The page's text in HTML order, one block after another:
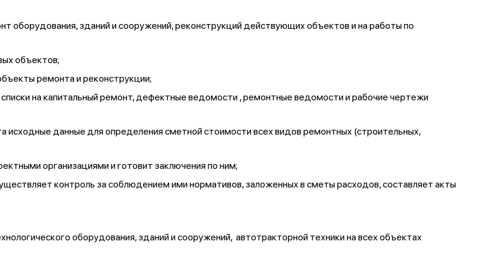
зданий и сооружений, реконструкций действующих объектов и на работы по
объектов;
ремонта и реконструкции;
на капитальный ремонт, дефектные ведомости , ремонтные ведомости и рабочие чертежи
исходные данные для определения сметной стоимости всех видов ремонтных (строительных,
организациями и готовит заключения по ним;
контроль за соблюдением ими нормативов, заложенных в сметы расходов, составляет акты
оборудования, зданий и сооружений, автотракторной техники на всех объектах